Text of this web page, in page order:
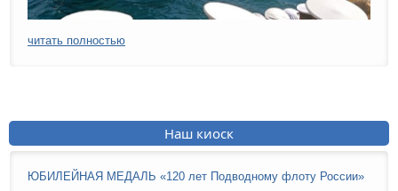
читать полностью
Наш киоск
ЮБИЛЕЙНАЯ МЕДАЛЬ «120 лет Подводному флоту России»